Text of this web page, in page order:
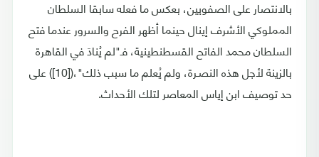
بالانتصار على الصفويين، بعكس ما فعله سابقا السلطان
المملوكي الأشرف إينال حينما أظهر الفرح والسرور عندما فتح
السلطان محمد الفاتح القسطنطينية، فـ"لم يُنادَ في القاهرة
بالزينة لأجل هذه النصـرة، ولم يُعلم ما سبب ذلك"،([10]) على
حد توصيف ابن إياس المعاصر لتلك الأحداث.